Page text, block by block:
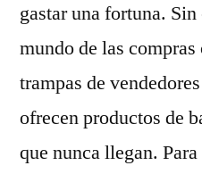
gastar una fortuna.
mundo de las
trampas de
ofrecen productos de
que nunca llegan.